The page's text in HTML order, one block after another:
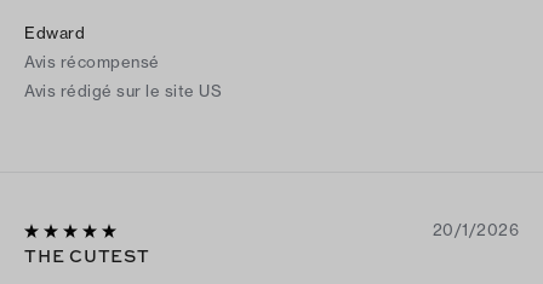
Edward
Avis récompensé
Avis rédigé sur le site US
20/1/2026
THE CUTEST